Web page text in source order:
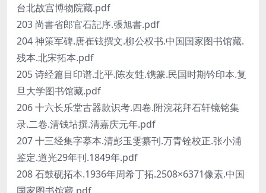
台北故宫博物院藏.pdf
203 尚書省郎官石記序.張旭書.pdf
204 神策军碑.唐崔铉撰文.柳公权书.中国国家图书馆藏.
残本.北宋拓本.pdf
205 诗经篇目印谱.北平.陈友甡.镌篆.民国时期钤印本.复
旦大学图书馆藏.pdf
206 十六长乐堂古器款识考.四卷.附浣花拜石轩镜铭集
录.二卷.清钱坫撰.清嘉庆元年.pdf
207 十三经集字摹本.清彭玉雯纂刊.万青铨校正.张小浦
鉴定.道光29年刊.1849年.pdf
208 石鼓砚拓本.1936年周希丁拓.2508×6371像素.中国